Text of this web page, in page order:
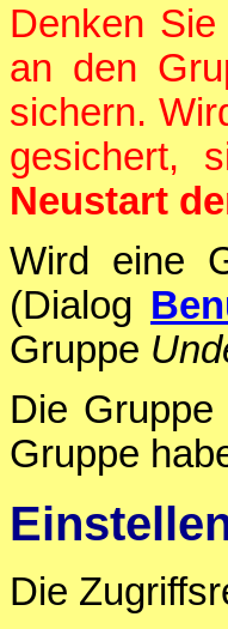
Denken
an den
sichern.
gesichert,
Neustart
Wird eine
(Dialog
Gruppe
Die Gruppe
Gruppe
Die